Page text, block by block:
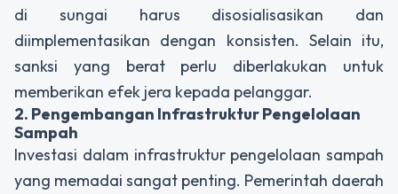
di sungai harus disosialisasikan dan
diimplementasikan dengan konsisten. Selain itu,
sanksi yang berat perlu diberlakukan untuk
memberikan efek jera kepada pelanggar.
2. Pengembangan Infrastruktur Pengelolaan
Sampah
Investasi dalam infrastruktur pengelolaan sampah
yang memadai sangat penting. Pemerintah daerah